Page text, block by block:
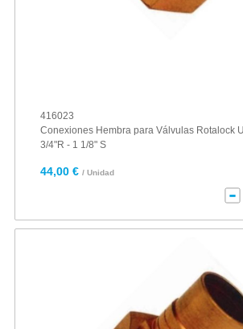
416023
Conexiones Hembra para Válvulas Rotalock
3/4"R - 1 1/8" S
44,00 € / Unidad